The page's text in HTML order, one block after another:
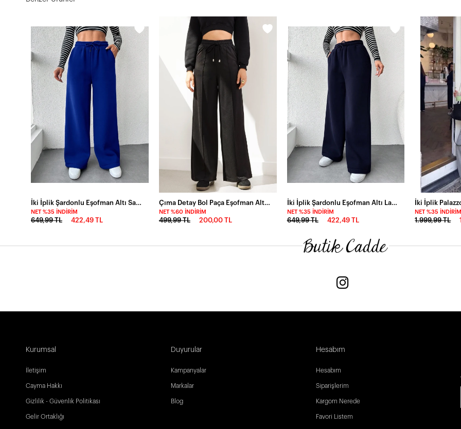
İki İplik Şardonlu Eşofman Altı Saks
NET %35 İNDIRIM
649,99 TL 422,49 TL
Çıma Detay Bol Paça Eşofman Altı Siyah
NET %60 İNDIRIM
499,99 TL 200,00 TL
İki İplik Şardonlu Eşofman Altı Lacivert
NET %35 İNDIRIM
649,99 TL 422,49 TL
İki İplik
NET %35
1.999,99 TL
Kurumsal
İletişim
Cayma Hakkı
Gizlilik - Güvenlik Politikası
Gelir Ortaklığı
Duyurular
Kampanyalar
Markalar
Blog
Hesabım
Hesabım
Siparişlerim
Kargom Nerede
Favori Listem